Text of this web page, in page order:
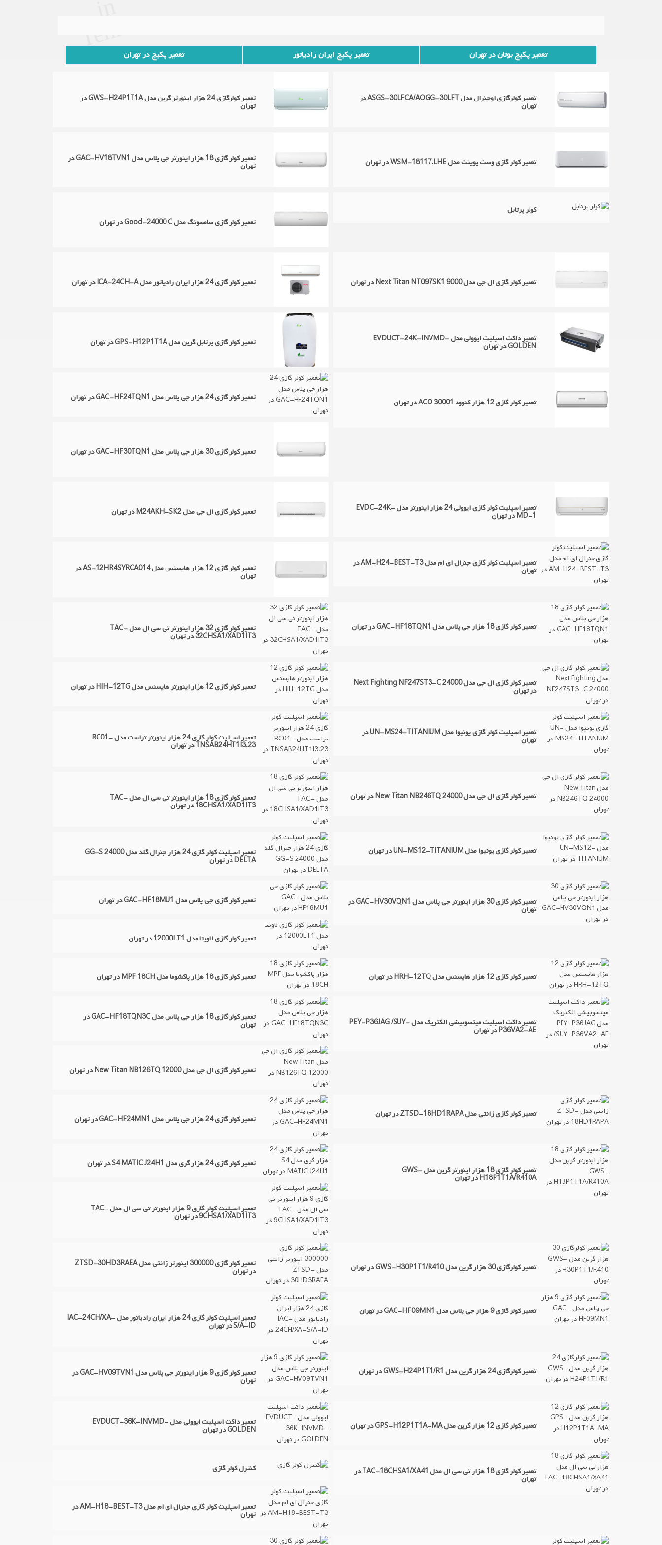
تعمیر پکیج در تهران تعمیر پکیج ایران رادیاتور تعمیر پکیج بوتان در تهران
تعمیر کولرگازی اوجنرال مدل ASGS-30LFCA/AOGG-30LFT در
تهران
تعمیر کولرگازی 24 هزار اینورتر گرین مدل GWS-H24P1T1A در
تهران
تعمیر کولر گازی وست پوینت مدل WSM-18117.LHE در تهران تعمیر کولر گازی 18 هزار اینورتر جی پلاس مدل GAC-HV18TVN1 در
تهران
کولر پرتابل
تعمیر کولر گازی سامسونگ مدل Good-24000 C در تهران
تعمیر کولر گازی ال جی مدل Next Titan NT097SK1 9000 در تهران تعمیر کولر گازی 24 هزار ایران رادیاتور مدل ICA-24CH-A در تهران
تعمیر داکت اسپلیت ایوولی مدل EVDUCT-24K-INVMD-
GOLDEN در تهران تعمیر کولر گازی پرتابل گرین مدل GPS-H12P1T1A در تهران
تعمیر کولر گازی 12 هزار کنوود ACO 30001 در تهران تعمیر کولر گازی 24 هزار جی پلاس مدل GAC-HF24TQN1 در تهران
تعمیر کولر گازی 30 هزار جی پلاس مدل GAC-HF30TQN1 در تهران
تعمیر اسپلیت کولر گازی ایوولی 24 هزار اینورتر مدل EVDC-24K-
MD-1 در تهران تعمیر کولر گازی ال جی مدل M24AKH-SK2 در تهران
تعمیر اسپلیت کولر گازی جنرال ای ام مدل AM-H24-BEST-T3 در
تهران تعمیر کولر گازی 12 هزار هایسنس مدل AS-12HR4SYRCA014 در
تهران
تعمیر کولر گازی 18 هزار جی پلاس مدل GAC-HF18TQN1 در تهران تعمیر کولر گازی 32 هزار اینورتر تی سی ال مدل TAC-
32CHSA1/XAD1IT3 در تهران
تعمیر کولر گازی ال جی مدل Next Fighting NF247ST3-C 24000
در تهران تعمیر کولر گازی 12 هزار اینورتر هایسنس مدل HIH-12TG در تهران
تعمیر اسپلیت کولر گازی یونیوا مدل UN-MS24-TITANIUM در
تهران تعمیر اسپلیت کولر گازی 24 هزار اینورتر تراست مدل RC01-
TNSAB24HT1I3.23 در تهران
تعمیر کولر گازی ال جی مدل New Titan NB246TQ 24000 در تهران تعمیر کولر گازی 18 هزار اینورتر تی سی ال مدل TAC-
18CHSA1/XAD1IT3 در تهران
تعمیر کولر گازی یونیوا مدل UN-MS12-TITANIUM در تهران تعمیر اسپلیت کولر گازی 24 هزار جنرال گلد مدل GG-S 24000
DELTA در تهران
تعمیر کولر گازی 30 هزار اینورتر جی پلاس مدل GAC-HV30VQN1 در
تهران
تعمیر کولر گازی جی پلاس مدل GAC-HF18MU1 در تهران
تعمیر کولر گازی لاویتا مدل 12000LT1 در تهران
تعمیر کولر گازی 12 هزار هایسنس مدل HRH-12TQ در تهران تعمیر کولر گازی 18 هزار پاکشوما مدل MPF 18CH در تهران
تعمیر داکت اسپلیت میتسوبیشی الکتریک مدل PEY-P36JAG /SUY-
P36VA2-AE در تهران
تعمیر کولر گازی 18 هزار جی پلاس مدل GAC-HF18TQN3C در
تهران
تعمیر کولر گازی ال جی مدل New Titan NB126TQ 12000 در تهران
تعمیر کولر گازی زانتی مدل ZTSD-18HD1RAPA در تهران تعمیر کولر گازی 24 هزار جی پلاس مدل GAC-HF24MN1 در تهران
تعمیر کولر گازی 18 هزار اینورتر گرین مدل GWS-
H18P1T1A/R410A در تهران
تعمیر کولر گازی 24 هزار گری مدل S4 MATIC J24H1 در تهران
تعمیر اسپلیت کولر گازی 9 هزار اینورتر تی سی ال مدل TAC-
9CHSA1/XAD1IT3 در تهران
تعمیر کولرگازی 30 هزار گرین مدل GWS-H30P1T1/R410 در تهران تعمیر کولر گازی 300000 اینورتر زانتی مدل ZTSD-30HD3RAEA
در تهران
تعمیر کولر گازی 9 هزار جی پلاس مدل GAC-HF09MN1 در تهران
تعمیر اسپلیت کولر گازی 24 هزار ایران رادیاتور مدل IAC-24CH/XA-
S/A-ID در تهران
تعمیر کولرگازی 24 هزار گرین مدل GWS-H24P1T1/R1 در تهران تعمیر کولر گازی 9 هزار اینورتر جی پلاس مدل GAC-HV09TVN1 در
تهران
تعمیر کولر گازی 12 هزار گرین مدل GPS-H12P1T1A-MA در تهران تعمیر داکت اسپلیت ایوولی مدل EVDUCT-36K-INVMD-
GOLDEN در تهران
تعمیر کولر گازی 18 هزار تی سی ال مدل TAC-18CHSA1/XA41 در
تهران
کنترل کولر گازی
تعمیر اسپلیت کولر گازی جنرال ای ام مدل AM-H18-BEST-T3 در
تهران